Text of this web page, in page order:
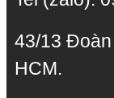
43/13 Đoàn
HCM.